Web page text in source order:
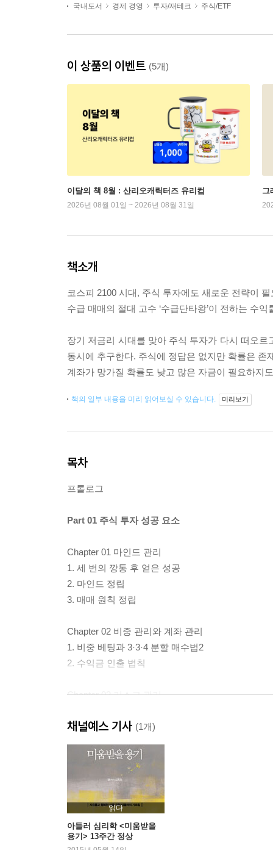
국내도서
경제 경영 투자/재테크 주식/ETF
이 상품의 이벤트 (5개)
이달의 책 8월 : 산리오캐릭터즈 유리컵
2026년 08월 01일 ~ 2026년 08월 31일
그
책소개
코스피 2100 시대, 주식 투자에도 새로운 전략이
수급 매매의 절대 고수 ‘수급단타왕’이 전하는 수익
장기 저금리 시대를 맞아 주식 투자가 다시 떠오
동시에 추구한다. 주식에 정답은 없지만 확률은
계좌가 망가질 확률도 낮고 많은 자금이 필요하지
책의 일부 내용을 미리 읽어보실 수 있습니다. 미리보기
목차
프롤로그
Part 01 주식 투자 성공 요소
Chapter 01 마인드 관리
1. 세 번의 깡통 후 얻은 성공
2. 마인드 정립
3. 매매 원칙 정립
Chapter 02 비중 관리와 계좌 관리
1. 비중 베팅과 3·3·4 분할 매수법2
2. 수익금 인출 법칙
Chapter 03 리스크 관리
2. 본전이 아니라 미래를 보자
3. 내 사전에 물 타기는 없다
Chapter 04 승률 90% 매매 기법
Part 02 승률 90% 수급 매매 기법
Chapter 01 시황을 읽어라
채널예스 기사 (1개)
읽다
아들러 심리학 <미움받을
용기> 13주간 정상